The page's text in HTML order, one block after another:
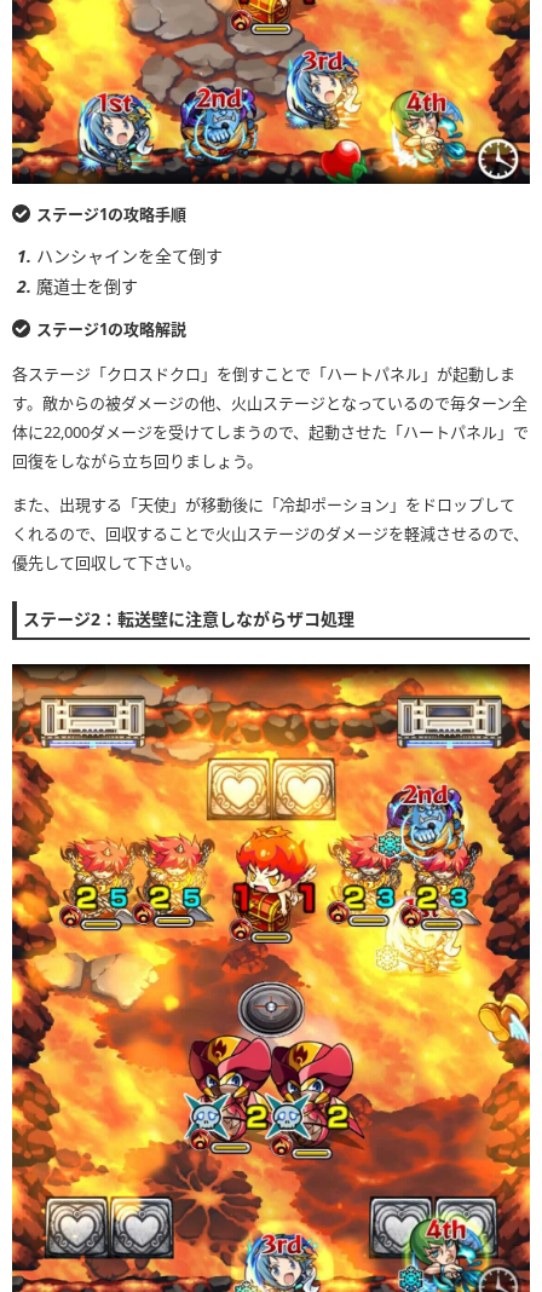
ステージ1の攻略手順
ハンシャインを全て倒す
魔道士を倒す
ステージ1の攻略解説
各ステージ「クロスドクロ」を倒すことで「ハートパネル」が起動しま
す。敵からの被ダメージの他、火山ステージとなっているので毎ターン全
体に22,000ダメージを受けてしまうので、起動させた「ハートパネル」で
回復をしながら立ち回りましょう。
また、出現する「天使」が移動後に「冷却ポーション」をドロップして
くれるので、回収することで火山ステージのダメージを軽減させるので、
優先して回収して下さい。
ステージ2：転送壁に注意しながらザコ処理